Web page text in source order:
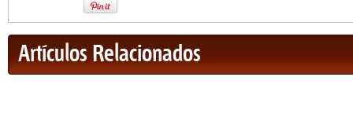
Artículos Relacionados